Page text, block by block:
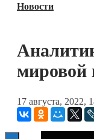
Блокчейн
Книги
Новости
мировой
17 августа, 2022,